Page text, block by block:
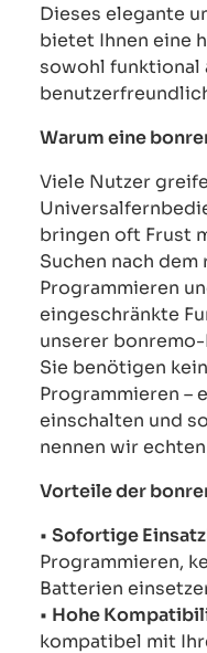
Dieses elegante
bietet Ihnen eine
sowohl funktional
Warum eine
Viele Nutzer
bringen oft Frust
Suchen nach
Programmieren
eingeschränkte
unserer
Sie benötigen
Programmieren –
einschalten und
nennen wir
Vorteile der
• Sofortige
Programmieren,
Batterien
• Hohe
kompatibel mit